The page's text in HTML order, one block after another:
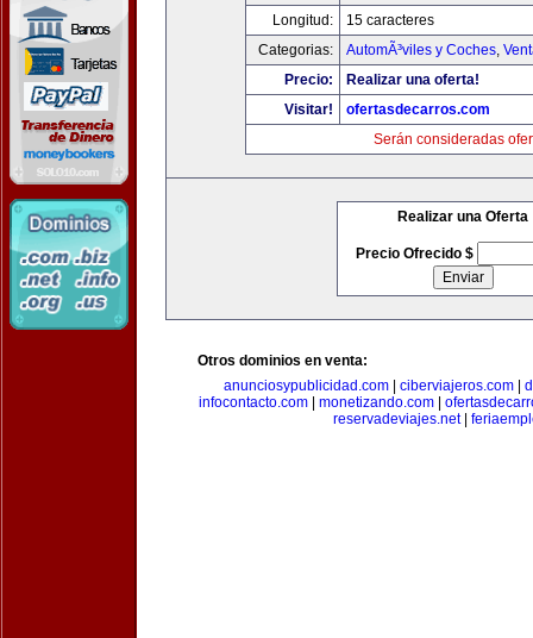
Longitud:
15 caracteres
Categorias:
AutomÃ³viles y Coches,
Precio:
Realizar una oferta!
Visitar!
ofertasdecarros.com
Serán consideradas
Realizar una Oferta
Precio Ofrecido $
Otros dominios en venta:
anunciosypublicidad.com| ciberviajeros.com|
infocontacto.com
monetizando.com
reservadeviajes.net|